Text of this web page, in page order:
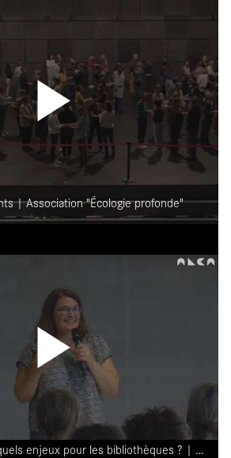
| Association "Écologie profonde"
Énergie et climat : quels enjeux pour les bibliothèques ? | Le Bureau des acclimatations